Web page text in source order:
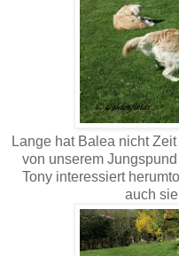
Lange hat Balea nicht
von unserem
Tony interessiert
auch